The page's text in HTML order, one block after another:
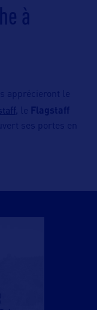
à
apprécieront le
le Flagstaff
ses portes en